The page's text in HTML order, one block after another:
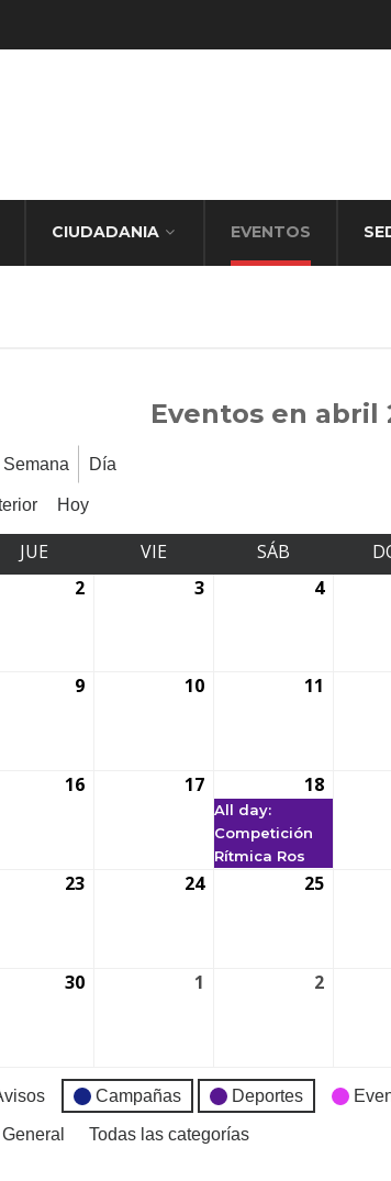
CIUDADANIA EVENTOS
Eventos en abril
Semana Día
Hoy
JUE VIE SÁB
2 3 4
9 10 11
16 17 18
All day:
Competición
Rítmica Ros
23 24 25
30 1 2
Campañas Deportes
General Todas las categorías